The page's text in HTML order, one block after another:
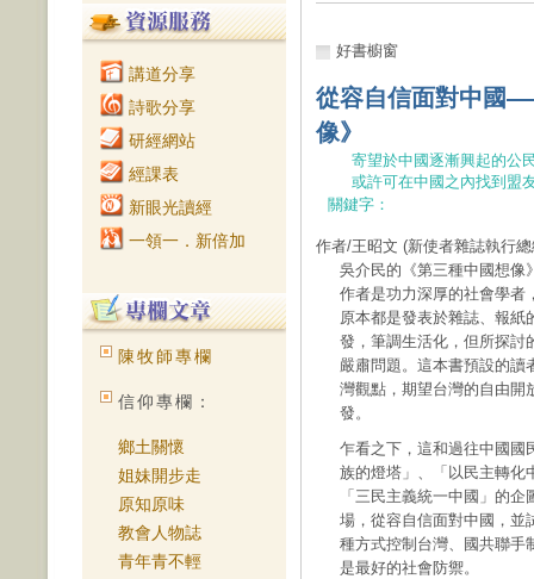
講道分享
詩歌分享
研經網站
經課表
新眼光讀經
一領一．新倍加
陳牧師專欄
信仰專欄：
鄉土關懷
姐妹開步走
原知原味
教會人物誌
青年青不輕
好書櫥窗
從容自信面對中國
像》
寄望於中國逐漸興起的公
或許可在中國之內找到盟
關鍵字：
作者/王昭文 (新使者雜誌執行
吳介民的《第三種中國想像
作者是功力深厚的社會學者
原本都是發表於雜誌、報紙
發，筆調生活化，但所探討
嚴肅問題。這本書預設的讀
灣觀點，期望台灣的自由開
發。
乍看之下，這和過往中國國
族的燈塔」、「以民主轉化
「三民主義統一中國」的
場，從容自信面對中國，並
種方式控制台灣、國共聯手
是最好的社會防禦。